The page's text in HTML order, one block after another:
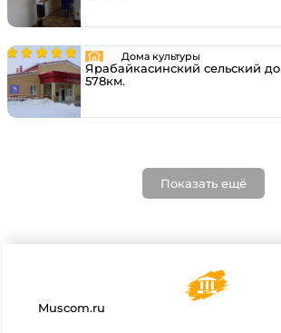
Дома культуры
Ярабайкасинский сельский
578км.
Показать ещё
Muscom.ru